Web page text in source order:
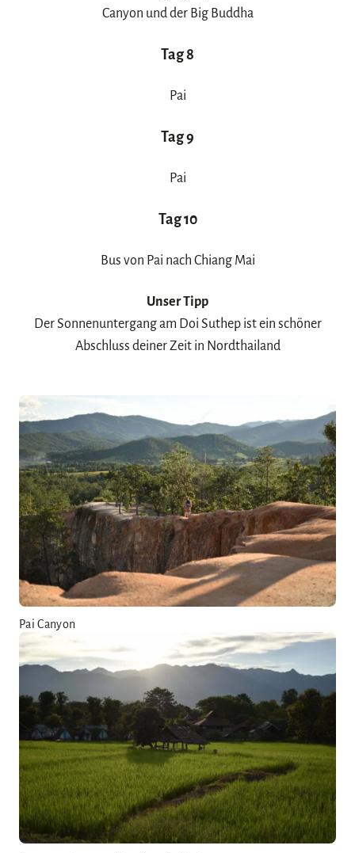
Canyon und der Big Buddha
Tag 8
Pai
Tag 9
Pai
Tag 10
Bus von Pai nach Chiang Mai
Unser Tipp
Der Sonnenuntergang am Doi Suthep ist ein schöner
Abschluss deiner Zeit in Nordthailand
Pai Canyon